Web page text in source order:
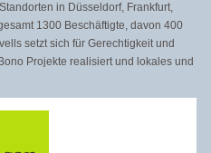
in Düsseldorf, Frankfurt,
1300 Beschäftigte, davon 400
setzt sich für Gerechtigkeit und
Projekte realisiert und lokales und